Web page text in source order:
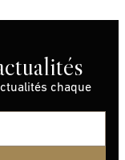
chaque